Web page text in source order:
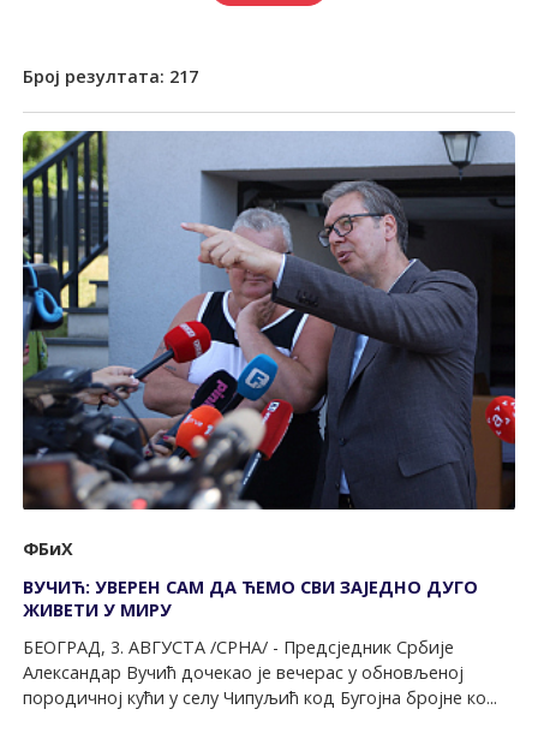
Број резултата: 217
ФБиХ
ВУЧИЋ: УВЕРЕН САМ ДА ЋЕМО СВИ ЗАЈЕДНО ДУГО
ЖИВЕТИ У МИРУ
БЕОГРАД, 3. АВГУСТА /СРНА/ - Предсједник Србије
Александар Вучић дочекао је вечерас у обновљеној
породичној кући у селу Чипуљић код Бугојна бројне ко...